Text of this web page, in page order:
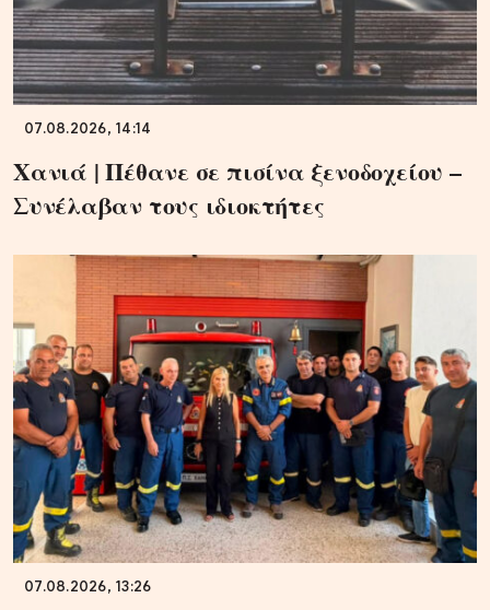
07.08.2026, 14:14
Χανιά | Πέθανε σε πισίνα ξενοδοχείου –
Συνέλαβαν τους ιδιοκτήτες
07.08.2026, 13:26